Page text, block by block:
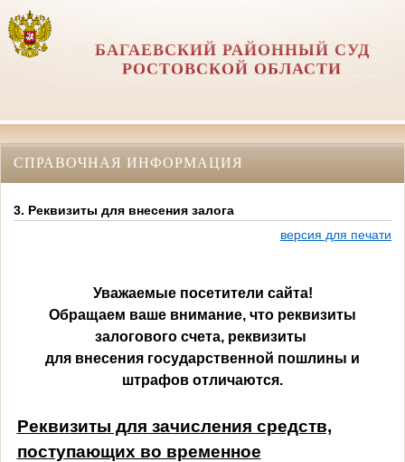
БАГАЕВСКИЙ РАЙОННЫЙ СУД
РОСТОВСКОЙ ОБЛАСТИ
СПРАВОЧНАЯ ИНФОРМАЦИЯ
3. Реквизиты для внесения залога
версия для печати
Уважаемые посетители сайта!
Обращаем ваше внимание, что реквизиты
залогового счета, реквизиты
для внесения государственной пошлины и
штрафов отличаются.
Реквизиты для зачисления средств,
поступающих во временное